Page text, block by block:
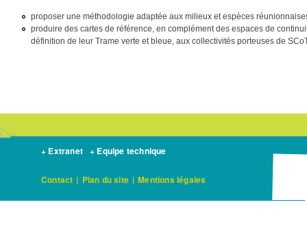
proposer une méthodologie adaptée aux milieux et espèces
produire des cartes de référence, en complément des espaces de
définition de leur Trame verte et bleue, aux collectivités porteuses de
+ Extranet + Equipe technique
Contact | Plan du site | Mentions légales